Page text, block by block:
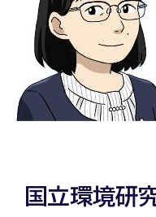
国立環境研